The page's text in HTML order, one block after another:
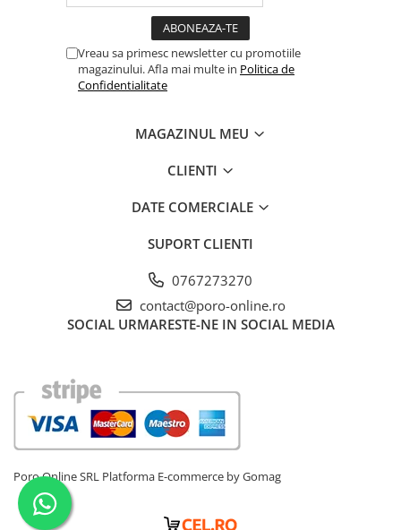
Vreau sa primesc newsletter cu promotiile
magazinului. Afla mai multe in Politica de
Confidentialitate
MAGAZINUL MEU
CLIENTI
DATE COMERCIALE
SUPORT CLIENTI
0767273270
contact@poro-online.ro
SOCIAL URMARESTE-NE IN SOCIAL MEDIA
Poro Online SRL Platforma E-commerce by Gomag